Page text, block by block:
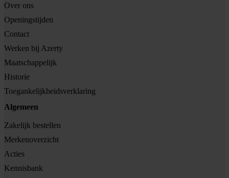
Over ons
Openingstijden
Contact
Werken bij Azerty
Maatschappelijk
Historie
Toegankelijkheidsverklaring
Algemeen
Zakelijk bestellen
Merkenoverzicht
Acties
Kennisbank